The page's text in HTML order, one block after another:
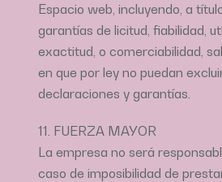
Espacio web, incluyendo, a
garantías de licitud, fiabilidad,
exactitud, o comerciabilidad,
en que por ley no puedan
declaraciones y garantías.
11. FUERZA MAYOR
La empresa no será
caso de imposibilidad de